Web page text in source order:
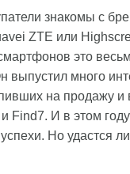
знакомы с
ZTE или
это
выпустил много
на продажу и
Find7. И в этом
Но удастся